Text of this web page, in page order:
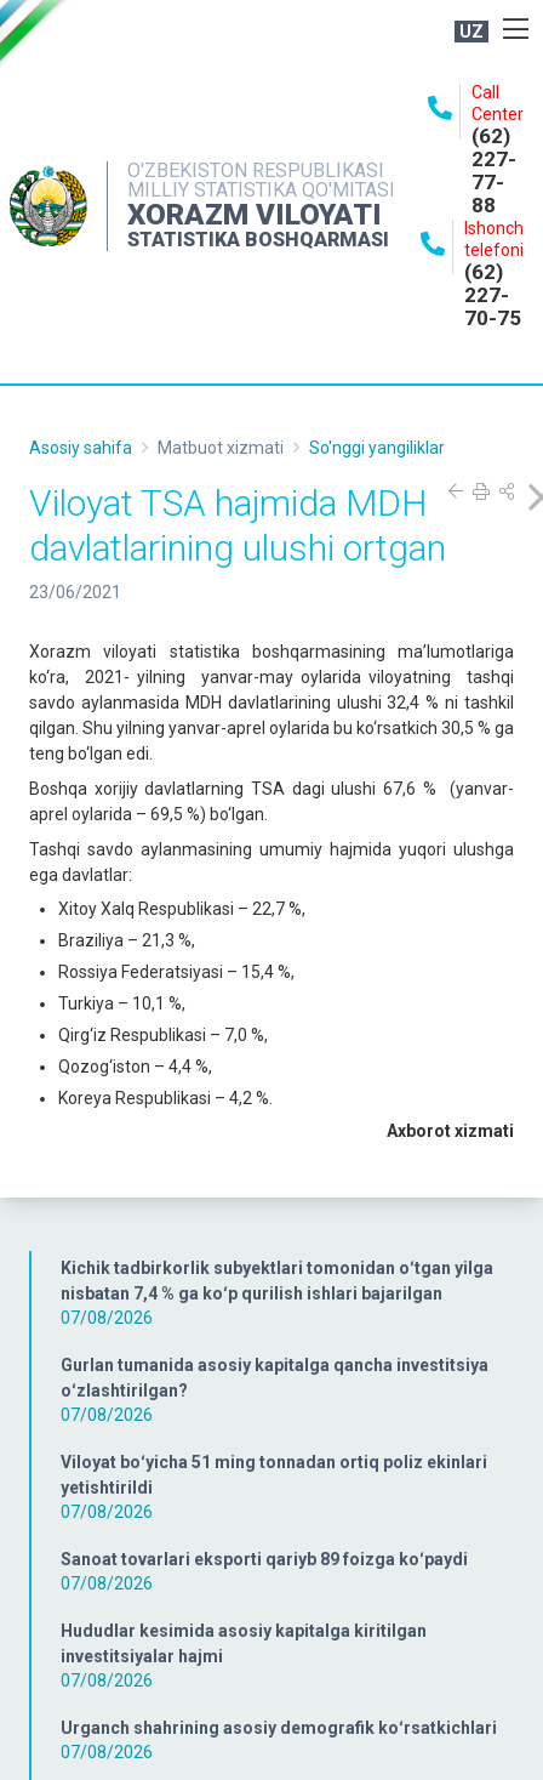
UZ
O'ZBEKISTON RESPUBLIKASI
MILLIY STATISTIKA QO'MITASI
XORAZM VILOYATI
STATISTIKA BOSHQARMASI
Call
Center
(62)
227-
77-
88
Ishonch
telefoni
(62)
227-
70-75
NASHRLAR
INTERAKTIV XIZMATLAR
MATBUOT XIZMATI
Kichik tadbirkorlik subyektlari tomonidan oʻtgan yilga
nisbatan 7,4 % ga koʻp qurilish ishlari bajarilgan
07/08/2026
Gurlan tumanida asosiy kapitalga qancha investitsiya
oʻzlashtirilgan?
07/08/2026
Viloyat boʻyicha 51 ming tonnadan ortiq poliz ekinlari
yetishtirildi
07/08/2026
Sanoat tovarlari eksporti qariyb 89 foizga koʻpaydi
07/08/2026
Hududlar kesimida asosiy kapitalga kiritilgan
investitsiyalar hajmi
07/08/2026
Urganch shahrining asosiy demografik koʻrsatkichlari
07/08/2026
Asosiy sahifa Matbuot xizmati So'nggi yangiliklar
Viloyat TSA hajmida MDH
davlatlarining ulushi ortgan
23/06/2021
Xorazm viloyati statistika boshqarmasining ma’lumotlariga
ko‘ra, 2021- yilning yanvar-may oylarida viloyatning tashqi
savdo aylanmasida MDH davlatlarining ulushi 32,4 % ni tashkil
qilgan. Shu yilning yanvar-aprel oylarida bu ko‘rsatkich 30,5 % ga
teng bo‘lgan edi.
Boshqa xorijiy davlatlarning TSA dagi ulushi 67,6 % (yanvar-
aprel oylarida – 69,5 %) bo‘lgan.
Tashqi savdo aylanmasining umumiy hajmida yuqori ulushga
ega davlatlar:
Xitoy Xalq Respublikasi – 22,7 %,
Braziliya – 21,3 %,
Rossiya Federatsiyasi – 15,4 %,
Turkiya – 10,1 %,
Qirg‘iz Respublikasi – 7,0 %,
Qozog‘iston – 4,4 %,
Koreya Respublikasi – 4,2 %.
Axborot xizmati